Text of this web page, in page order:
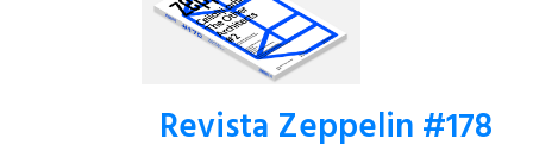
Revista Zeppelin #178